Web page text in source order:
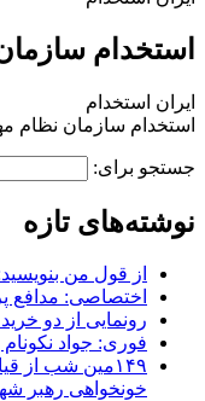
استخدام
ایران استخدام
استخدام سازمان نظام
جستجو برای:
نوشته‌های تازه
از قول من
اختصاصی: مدافع
رونمایی از دو
فوری: جواد
۱۴۹مین شب از
خونخواهی رهبر